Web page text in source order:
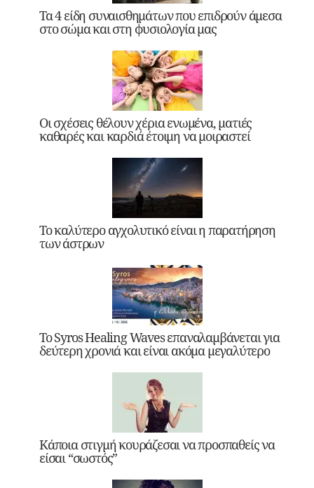
Τα 4 είδη συναισθημάτων που επιδρούν άμεσα
στο σώμα και στη φυσιολογία μας
Οι σχέσεις θέλουν χέρια ενωμένα, ματιές
καθαρές και καρδιά έτοιμη να μοιραστεί
Το καλύτερο αγχολυτικό είναι η παρατήρηση
των άστρων
Το Syros Healing Waves επαναλαμβάνεται για
δεύτερη χρονιά και είναι ακόμα μεγαλύτερο
Κάποια στιγμή κουράζεσαι να προσπαθείς να
είσαι “σωστός”